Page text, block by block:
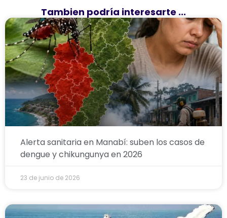
Tambien podría interesarte ...
Alerta sanitaria en Manabí: suben los casos de
dengue y chikungunya en 2026
23 de junio de 2026